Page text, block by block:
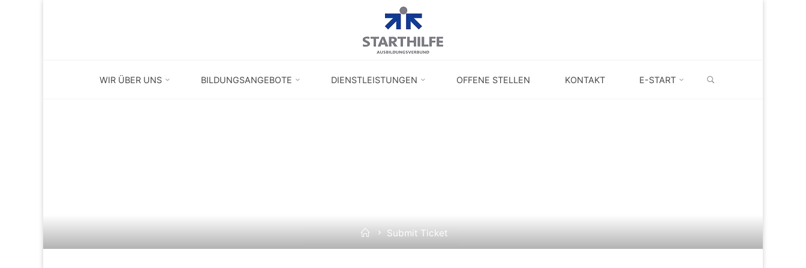
WIR ÜBER UNS BILDUNGSANGEBOTE DIENSTLEISTUNGEN OFFENE STELLEN KONTAKT E-START
HomeSubmit Ticket